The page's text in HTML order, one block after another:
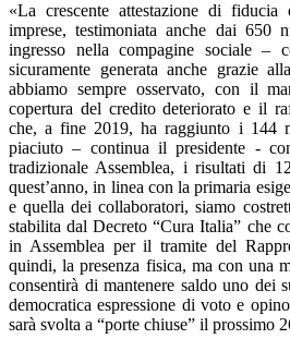
«La crescente attestazione di
imprese, testimoniata anche dai 650
ingresso nella compagine sociale –
sicuramente generata anche grazie
abbiamo sempre osservato, con il
copertura del credito deteriorato e il
che, a fine 2019, ha raggiunto i 144
piaciuto – continua il presidente -
tradizionale Assemblea, i risultati di
quest’anno, in linea con la primaria
e quella dei collaboratori, siamo
stabilita dal Decreto “Cura Italia” che
in Assemblea per il tramite del
quindi, la presenza fisica, ma con una
consentirà di mantenere saldo uno dei
democratica espressione di voto e
sarà svolta a “porte chiuse” il prossimo